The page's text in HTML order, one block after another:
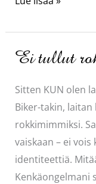
viihdyn
mun
tyylissä
Ei tullut
Sitten KUN olen
Biker-takin,
rokkimimmiksi.
vaiskaan – ei
identiteettiä.
Kenkäongelmani